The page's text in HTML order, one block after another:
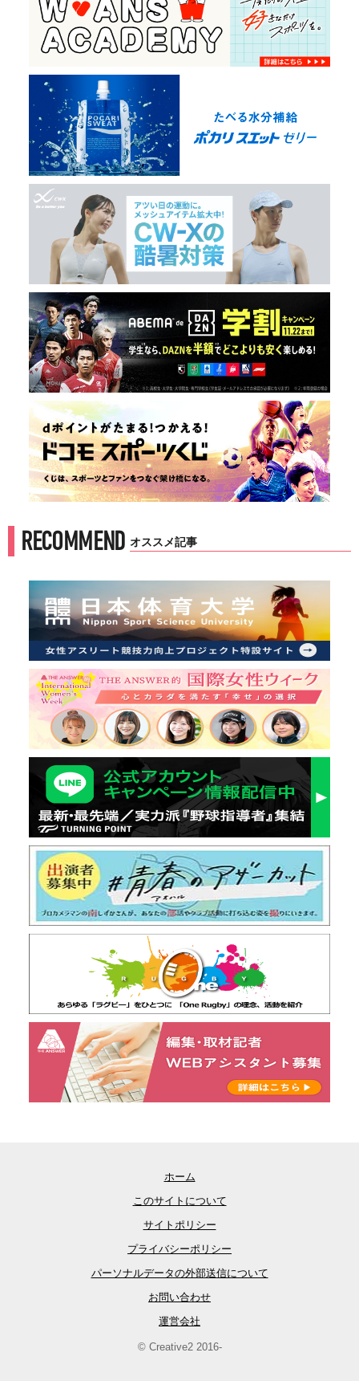
RECOMMEND オススメ記事
ホーム
このサイトについて
サイトポリシー
プライバシーポリシー
パーソナルデータの外部送信について
お問い合わせ
運営会社
© Creative2 2016-